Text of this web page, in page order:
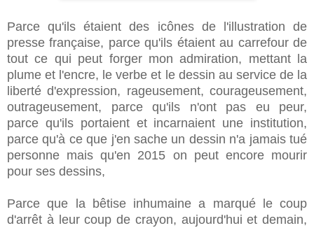
Parce qu'ils étaient des icônes de l'illustration de
presse française, parce qu'ils étaient au carrefour de
tout ce qui peut forger mon admiration, mettant la
plume et l'encre, le verbe et le dessin au service de la
liberté d'expression, rageusement, courageusement,
outrageusement, parce qu'ils n'ont pas eu peur,
parce qu'ils portaient et incarnaient une institution,
parce qu'à ce que j'en sache un dessin n'a jamais tué
personne mais qu'en 2015 on peut encore mourir
pour ses dessins,
Parce que la bêtise inhumaine a marqué le coup
d'arrêt à leur coup de crayon, aujourd'hui et demain,